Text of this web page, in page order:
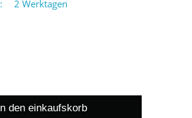
2 Werktagen
den einkaufskorb